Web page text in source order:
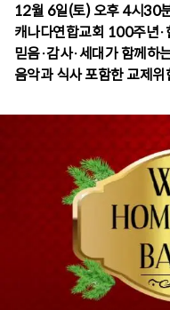
12월 6일(토) 오후 4시30
캐나다연합교회 100주년
믿음·감사·세대가 함께하
음악과 식사 포함한 교제